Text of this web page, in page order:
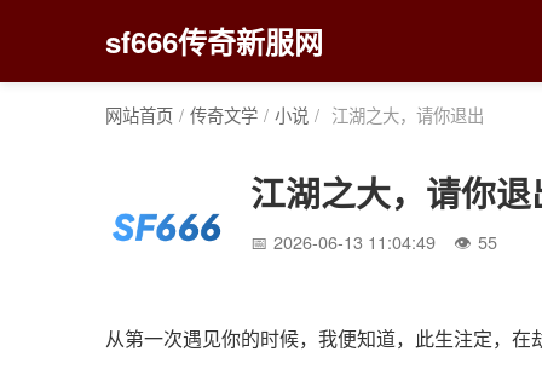
sf666传奇新服网
网站首页 / 传奇文学 / 小说 / 江湖之大，请你退出
江湖之大，请你退
2026-06-13 11:04:49 55
从第一次遇见你的时候，我便知道，此生注定，在